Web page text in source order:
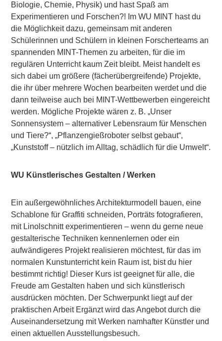
Biologie, Chemie, Physik) und hast Spaß am
Experimentieren und Forschen?! Im WU MINT hast du
die Möglichkeit dazu, gemeinsam mit anderen
Schülerinnen und Schülern in kleinen Forscherteams an
spannenden MINT-Themen zu arbeiten, für die im
regulären Unterricht kaum Zeit bleibt. Meist handelt es
sich dabei um größere (fächerübergreifende) Projekte,
die ihr über mehrere Wochen bearbeiten werdet und die
dann teilweise auch bei MINT-Wettbewerben eingereicht
werden. Mögliche Projekte wären z. B. „Unser
Sonnensystem – alternativer Lebensraum für Menschen
und Tiere?“, „Pflanzengießroboter selbst gebaut“,
„Kunststoff – nützlich im Alltag, schädlich für die Umwelt“.
WU Künstlerisches Gestalten / Werken
Ein außergewöhnliches Architekturmodell bauen, eine
Schablone für Graffiti schneiden, Porträts fotografieren,
mit Linolschnitt experimentieren – wenn du gerne neue
gestalterische Techniken kennenlernen oder ein
aufwändigeres Projekt realisieren möchtest, für das im
normalen Kunstunterricht kein Raum ist, bist du hier
bestimmt richtig! Dieser Kurs ist geeignet für alle, die
Freude am Gestalten haben und sich künstlerisch
ausdrücken möchten. Der Schwerpunkt liegt auf der
praktischen Arbeit Ergänzt wird das Angebot durch die
Auseinandersetzung mit Werken namhafter Künstler und
einen aktuellen Ausstellungsbesuch.